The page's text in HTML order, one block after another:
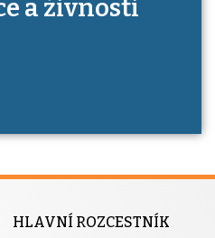
autorizace?
a živnosti
HLAVNÍ ROZCESTNÍK